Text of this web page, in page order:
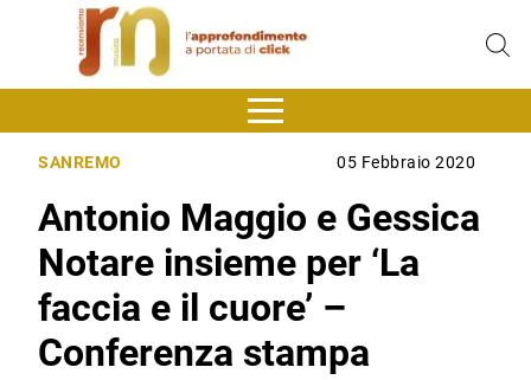
SANREMO 05 Febbraio 2020
Antonio Maggio e Gessica
Notare insieme per ‘La
faccia e il cuore’ –
Conferenza stampa